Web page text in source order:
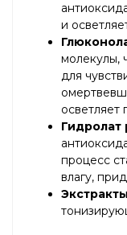
и
молекулы,
для
осветляет
Гидролат
процесс
влагу,